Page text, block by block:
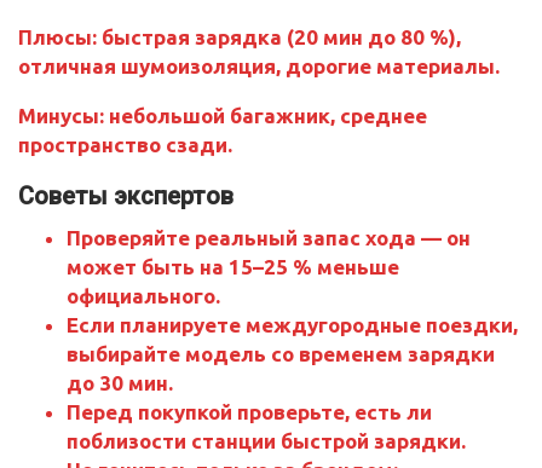
Плюсы: быстрая зарядка (20 мин до 80 %),
отличная шумоизоляция, дорогие материалы.
Минусы: небольшой багажник, среднее
пространство сзади.
Советы экспертов
Проверяйте реальный запас хода — он
может быть на 15–25 % меньше
официального.
Если планируете междугородные поездки,
выбирайте модель со временем зарядки
до 30 мин.
Перед покупкой проверьте, есть ли
поблизости станции быстрой зарядки.